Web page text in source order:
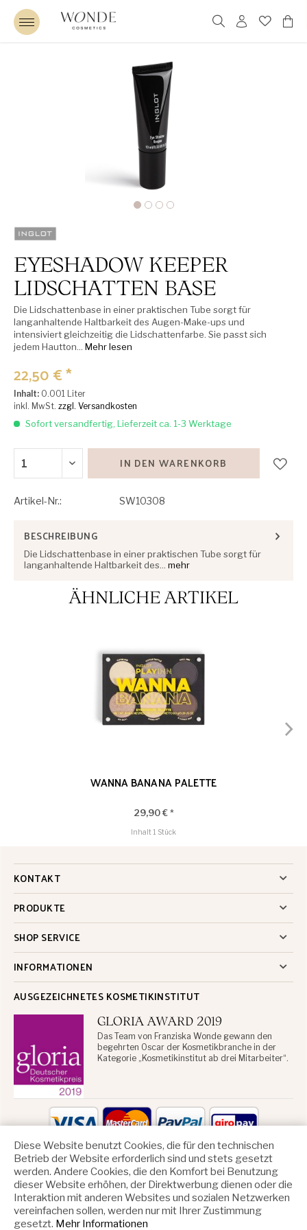
EYESHADOW KEEPER
LIDSCHATTEN BASE
Die Lidschattenbase in einer praktischen Tube sorgt für
langanhaltende Haltbarkeit des Augen-Make-ups und
intensiviert gleichzeitig die Lidschattenfarbe. Sie passt sich
jedem Hautton... Mehr lesen
22,50 € *
Inhalt: 0.001 Liter
inkl. MwSt. zzgl. Versandkosten
Sofort versandfertig, Lieferzeit ca. 1-3 Werktage
IN DEN WARENKORB
Artikel-Nr.: SW10308
BESCHREIBUNG
Die Lidschattenbase in einer praktischen Tube sorgt für
langanhaltende Haltbarkeit des... mehr
ÄHNLICHE ARTIKEL
WANNA BANANA PALETTE
29,90 € *
Inhalt1 Stück
KONTAKT
PRODUKTE
SHOP SERVICE
INFORMATIONEN
AUSGEZEICHNETES KOSMETIKINSTITUT
GLORIA AWARD 2019
Das Team von Franziska Wonde gewann den
begehrten Oscar der Kosmetikbranche in der
Kategorie „Kosmetikinstitut ab drei Mitarbeiter“.
ZAHLUNGSARTEN
Diese Website benutzt Cookies, die für den technischen
Betrieb der Website erforderlich sind und stets gesetzt
werden. Andere Cookies, die den Komfort bei Benutzung
dieser Website erhöhen, der Direktwerbung dienen oder die
Interaktion mit anderen Websites und sozialen Netzwerken
vereinfachen sollen, werden nur mit Ihrer Zustimmung
gesetzt. Mehr Informationen